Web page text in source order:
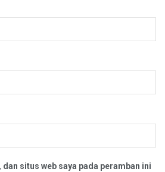
situs web saya pada peramban ini